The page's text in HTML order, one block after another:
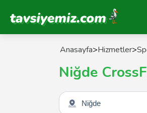
Tavsiyemiz Anasayfa
Anasayfa>Hizmetler>
Niğde
Şehir seçin